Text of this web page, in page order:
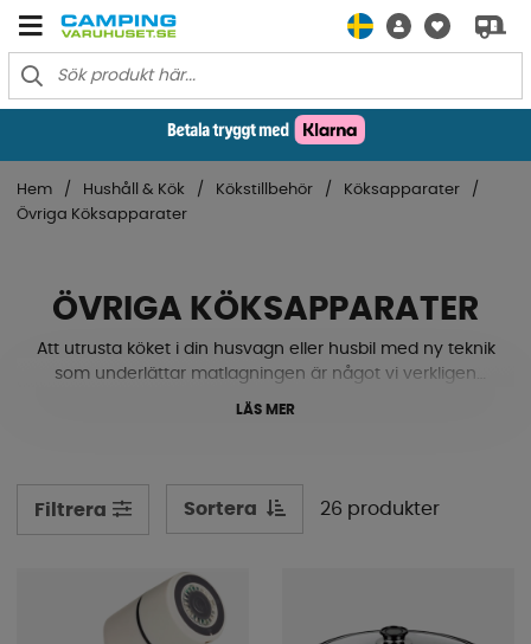
Hem Hushåll & Kök Kökstillbehör
Köksapparater
Övriga Köksapparater
ÖVRIGA KÖKSAPPARATER
Att utrusta köket i din husvagn eller husbil med ny teknik
som underlättar matlagningen är något vi verkligen
rekommenderar. De små sakerna som kan förenkla
LÄS MER
Filtrera Sortera 26 produkter